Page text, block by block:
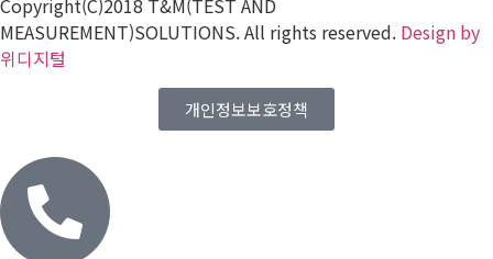
Copyright(C)2018 T&M(TEST AND
MEASUREMENT)SOLUTIONS. All rights reserved. Design by
위디지털
개인정보보호정책